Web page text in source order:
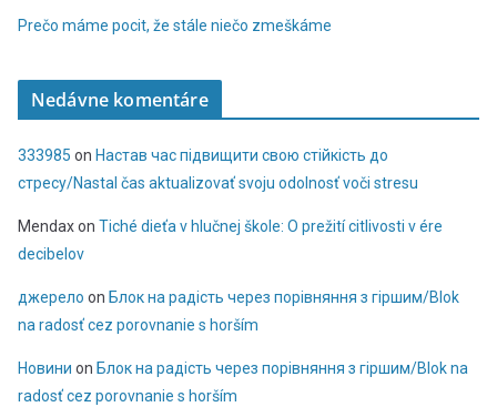
Prečo máme pocit, že stále niečo zmeškáme
Nedávne komentáre
333985 on Настав час підвищити свою стійкість до
стресу/Nastal čas aktualizovať svoju odolnosť voči stresu
Mendaxon Tiché dieťa v hlučnej škole: O prežití citlivosti v ére
decibelov
джерело on Блок на радість через порівняння з гіршим/Blok
na radosť cez porovnanie s horším
Новини on Блок на радість через порівняння з гіршим/Blok na
radosť cez porovnanie s horším